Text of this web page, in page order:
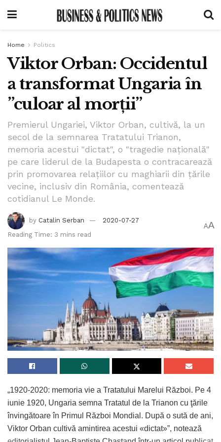
Home Politics
Viktor Orban: Occidentul
a transformat Ungaria în
”culoar al morții”
Premierul Ungariei, Viktor Orban, cultivă, la un
secol de la semnarea Tratatului Trianon,
memoria acestui "dictat", o "tragedie naţională"
pe care liderul de la Budapesta o contracarează
prin promovarea relaţiilor cu maghiarii din ţările
vecine, inclusiv din România, comentează
cotidianul Le Monde.
by Catalin Serban
2020-07-27
Reading Time: 3 mins read
AA
„1920-2020: memoria vie a Tratatului Marelui Război. Pe 4
iunie 1920, Ungaria semna Tratatul de la Trianon cu ţările
învingătoare în Primul Război Mondial. După o sută de ani,
Viktor Orban cultivă amintirea acestui «dictat»”, notează